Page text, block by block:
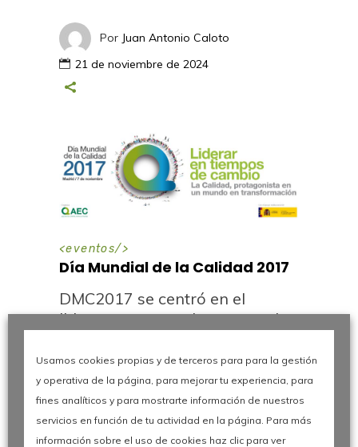
Por Juan Antonio Caloto
21 de noviembre de 2024
<eventos/>
Día Mundial de la Calidad 2017
DMC2017 se centró en el
liderazgo necesario para poder
las oportunidades de este
cambio de paradigma. El
cliente, la innovación, la
internacionalización, la
transformación digital, la
Usamos cookies propias y de terceros para para la gestión
y operativa de la página, para mejorar tu experiencia, para
fines analíticos y para mostrarte información de nuestros
servicios en función de tu actividad en la página. Para más
información sobre el uso de cookies haz clic para ver